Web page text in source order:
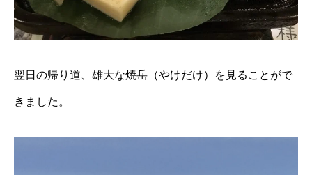
翌日の帰り道、雄大な焼岳（やけだけ）を見ることがで
きました。